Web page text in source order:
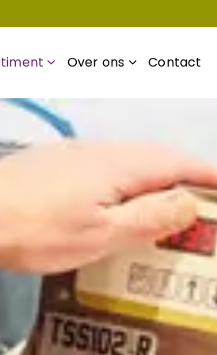
Over ons Contact